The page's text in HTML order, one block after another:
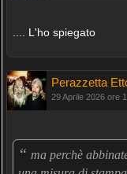
.... L'ho spiegato
Perazzetta
29 Aprile 2026 ore
“ ma perchè